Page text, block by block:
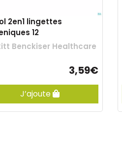
2en1 lingettes
12
Benckiser Healthcare
3,59€
J’ajoute